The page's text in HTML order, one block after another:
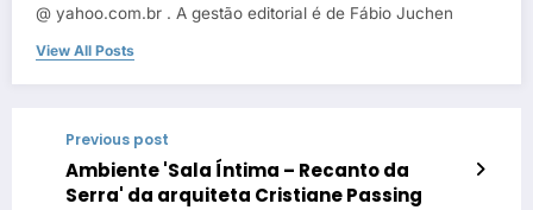
@ yahoo.com.br . A gestão editorial é de Fábio Juchen
View All Posts
Previous post
Ambiente 'Sala Íntima – Recanto da
Serra' da arquiteta Cristiane Passing